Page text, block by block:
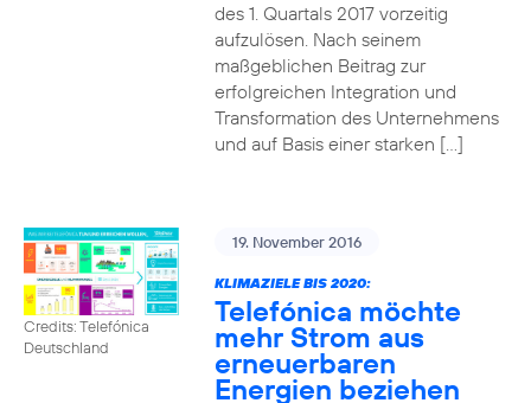
des 1. Quartals 2017 vorzeitig
aufzulösen. Nach seinem
maßgeblichen Beitrag zur
erfolgreichen Integration und
Transformation des Unternehmens
und auf Basis einer starken […]
Credits: Telefónica
Deutschland
19. November 2016
KLIMAZIELE BIS 2020:
Telefónica möchte
mehr Strom aus
erneuerbaren
Energien beziehen